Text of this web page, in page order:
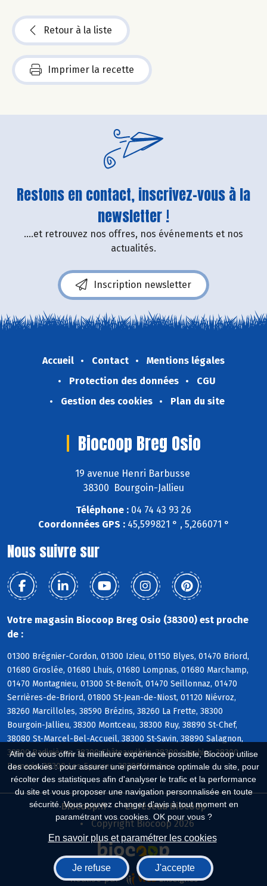
Afin de vous offrir la meilleure expérience possible, Biocoop utilise
des cookies : pour assurer une performance optimale du site, pour
récolter des statistiques afin d'analyser le trafic et la performance
du site et vous proposer une navigation personnalisée en toute
sécurité. Vous pouvez changer d'avis à tout moment en
paramétrant vos cookies. OK pour vous ?
En savoir plus et paramétrer les cookies
Je refuse J'accepte
Retour à la liste
Imprimer la recette
Restons en contact, inscrivez-vous à la
newsletter !
....et retrouvez nos offres, nos événements et nos
actualités.
Inscription newsletter
Accueil Contact
Mentions légales
Protection des données
CGU
Gestion des cookies
Plan du site
Biocoop Breg Osio
19 avenue Henri Barbusse
38300 Bourgoin-Jallieu
Téléphone : 04 74 43 93 26
Coordonnées GPS :45,599821 ° , 5,266071 °
Nous suivre sur
Votre magasin Biocoop Breg Osio (38300) est proche
de :
01300 Brégnier-Cordon, 01300 Izieu, 01150 Blyes, 01470 Briord,
01680 Groslée, 01680 Lhuis, 01680 Lompnas, 01680 Marchamp,
01470 Montagnieu, 01300 St-Benoît, 01470 Seillonnaz, 01470
Serrières-de-Briord, 01800 St-Jean-de-Niost, 01120 Niévroz,
38260 Marcilloles, 38590 Brézins, 38260 La Frette, 38300
Bourgoin-Jallieu, 38300 Montceau, 38300 Ruy, 38890 St-Chef,
38080 St-Marcel-Bel-Accueil, 38300 St-Savin, 38890 Salagnon,
38300 Badinières, 38300 Châteauvilain, 38300 Crachier, 38300
Domarin, 38300 Les Eparres, 38300 Maubec
Biocoop.fr
Le réseau Biocoop
Copyright Biocoop 2026
Réalisé par